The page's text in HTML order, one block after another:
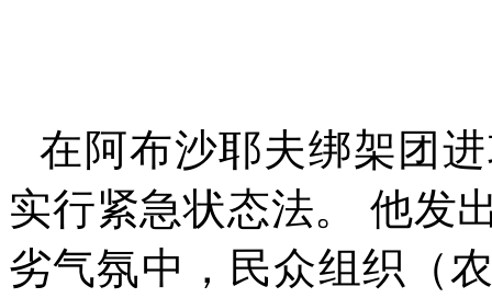
在阿布沙耶夫绑架团
实行紧急状态法。 他发
劣气氛中，民众组织（